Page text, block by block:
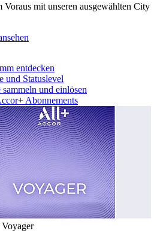
Voraus mit unseren ausgewählten City
entdecken
und Statuslevel
sammeln und einlösen
Abonnements